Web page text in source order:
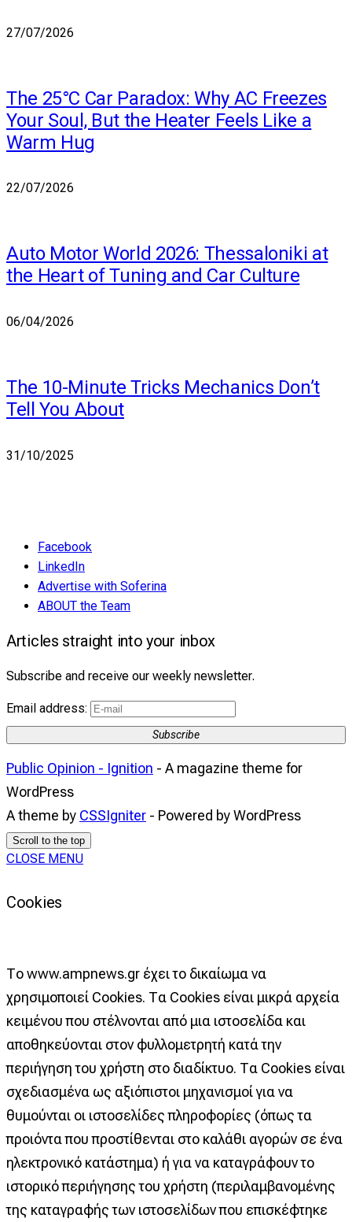
27/07/2026
The 25°C Car Paradox: Why AC Freezes
Your Soul, But the Heater Feels Like a
Warm Hug
22/07/2026
Auto Motor World 2026: Thessaloniki at
the Heart of Tuning and Car Culture
06/04/2026
The 10-Minute Tricks Mechanics Don’t
Tell You About
31/10/2025
Facebook
LinkedIn
Advertise with Soferina
ABOUT the Team
Articles straight into your inbox
Subscribe and receive our weekly newsletter.
Email address:
Subscribe
Public Opinion - Ignition - A magazine theme for
WordPress
A theme by CSSIgniter - Powered by WordPress
Scroll to the top
CLOSE MENU
Cookies
Το www.ampnews.gr έχει το δικαίωμα να
χρησιμοποιεί Cookies. Τα Cookies είναι μικρά αρχεία
κειμένου που στέλνονται από μια ιστοσελίδα και
αποθηκεύονται στον φυλλομετρητή κατά την
περιήγηση του χρήστη στο διαδίκτυο. Τα Cookies είναι
σχεδιασμένα ως αξιόπιστοι μηχανισμοί για να
θυμούνται οι ιστοσελίδες πληροφορίες (όπως τα
προιόντα που προστίθενται στο καλάθι αγορών σε ένα
ηλεκτρονικό κατάστημα) ή για να καταγράφουν το
ιστορικό περιήγησης του χρήστη (περιλαμβανομένης
της καταγραφής των ιστοσελίδων που επισκέφτηκε